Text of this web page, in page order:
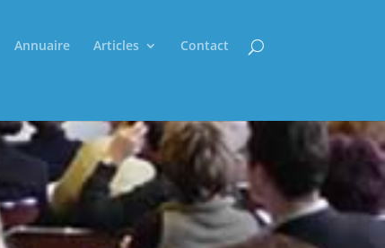
Annuaire Articles Contact